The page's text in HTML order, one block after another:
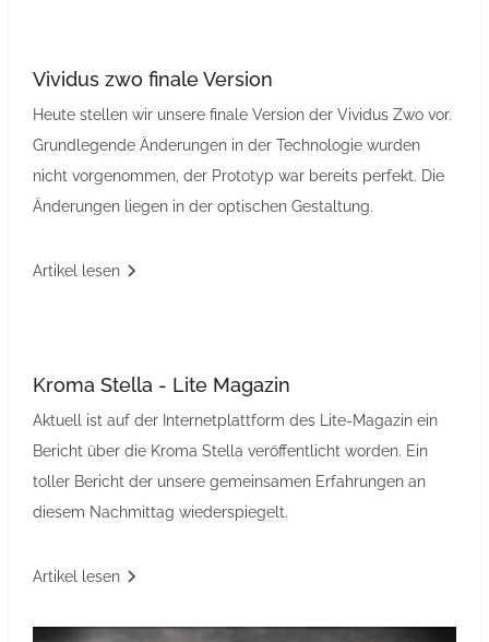
Vividus zwo finale Version
Heute stellen wir unsere finale Version der Vividus Zwo vor.
Grundlegende Änderungen in der Technologie wurden
nicht vorgenommen, der Prototyp war bereits perfekt. Die
Änderungen liegen in der optischen Gestaltung.
Artikel lesen
Kroma Stella - Lite Magazin
Aktuell ist auf der Internetplattform des Lite-Magazin ein
Bericht über die Kroma Stella veröffentlicht worden. Ein
toller Bericht der unsere gemeinsamen Erfahrungen an
diesem Nachmittag wiederspiegelt.
Artikel lesen